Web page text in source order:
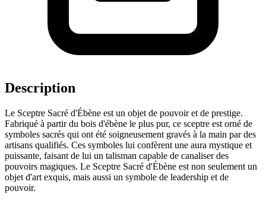
Description
Le Sceptre Sacré d'Ébène est un objet de pouvoir et de prestige.
Fabriqué à partir du bois d'ébène le plus pur, ce sceptre est orné de
symboles sacrés qui ont été soigneusement gravés à la main par des
artisans qualifiés. Ces symboles lui confèrent une aura mystique et
puissante, faisant de lui un talisman capable de canaliser des
pouvoirs magiques. Le Sceptre Sacré d'Ébène est non seulement un
objet d'art exquis, mais aussi un symbole de leadership et de
pouvoir.